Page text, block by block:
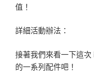
值！
詳細活動辦法：
接著我們來看一下這次
的一系列配件吧！